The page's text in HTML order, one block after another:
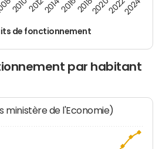
de fonctionnement
20102012201420162018202020222024
par habitant
ministère de l'Economie)